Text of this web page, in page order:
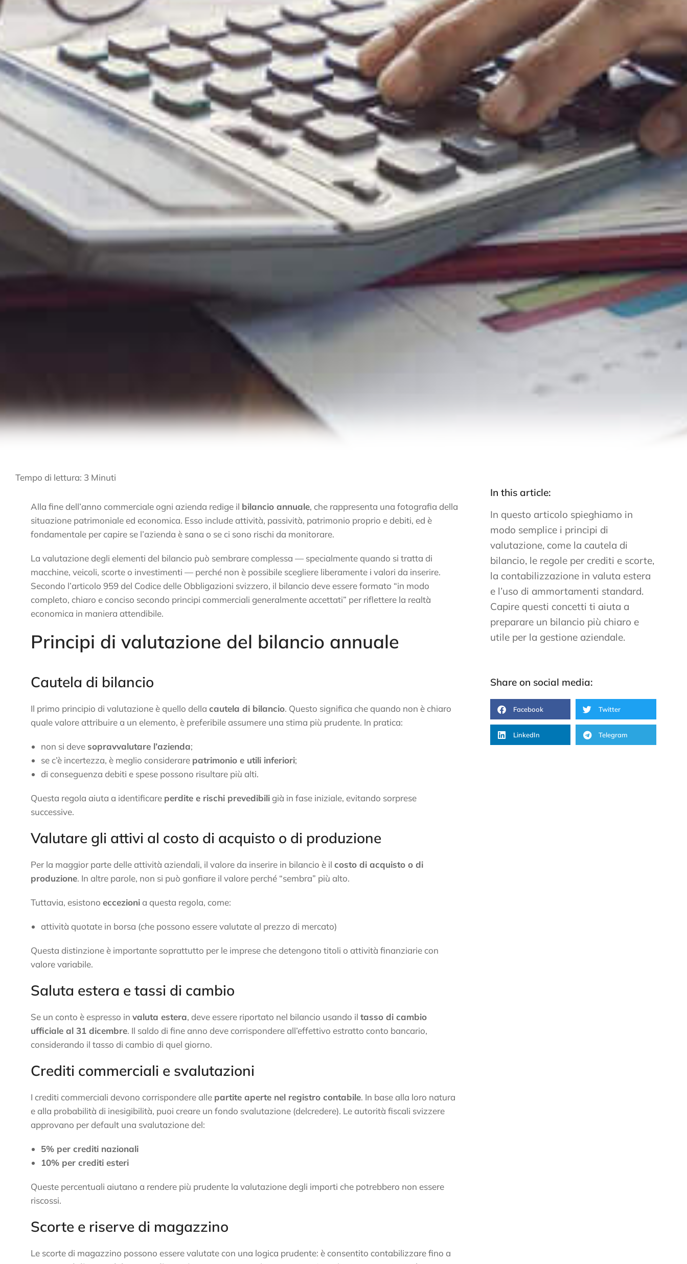
Tempo di lettura: 3 Minuti
Alla fine dell’anno commerciale ogni azienda redige il bilancio annuale, che rappresenta una fotografia della
situazione patrimoniale ed economica. Esso include attività, passività, patrimonio proprio e debiti, ed è
fondamentale per capire se l’azienda è sana o se ci sono rischi da monitorare.
La valutazione degli elementi del bilancio può sembrare complessa — specialmente quando si tratta di
macchine, veicoli, scorte o investimenti — perché non è possibile scegliere liberamente i valori da inserire.
Secondo l’articolo 959 del Codice delle Obbligazioni svizzero, il bilancio deve essere formato “in modo
completo, chiaro e conciso secondo principi commerciali generalmente accettati” per riflettere la realtà
economica in maniera attendibile.
Principi di valutazione del bilancio annuale
Cautela di bilancio
Il primo principio di valutazione è quello della cautela di bilancio. Questo significa che quando non è chiaro
quale valore attribuire a un elemento, è preferibile assumere una stima più prudente. In pratica:
non si deve sopravvalutare l’azienda;
se c’è incertezza, è meglio considerare patrimonio e utili inferiori;
di conseguenza debiti e spese possono risultare più alti.
Questa regola aiuta a identificare perdite e rischi prevedibiligià in fase iniziale, evitando sorprese
successive.
Valutare gli attivi al costo di acquisto o di produzione
Per la maggior parte delle attività aziendali, il valore da inserire in bilancio è il costo di acquisto o di
produzione. In altre parole, non si può gonfiare il valore perché “sembra” più alto.
Tuttavia, esistono eccezionia questa regola, come:
attività quotate in borsa (che possono essere valutate al prezzo di mercato)
Questa distinzione è importante soprattutto per le imprese che detengono titoli o attività finanziarie con
valore variabile.
Saluta estera e tassi di cambio
Se un conto è espresso in valuta estera, deve essere riportato nel bilancio usando il tasso di cambio
ufficiale al 31 dicembre. Il saldo di fine anno deve corrispondere all’effettivo estratto conto bancario,
considerando il tasso di cambio di quel giorno.
Crediti commerciali e svalutazioni
I crediti commerciali devono corrispondere alle partite aperte nel registro contabile. In base alla loro natura
e alla probabilità di inesigibilità, puoi creare un fondo svalutazione (delcredere). Le autorità fiscali svizzere
approvano per default una svalutazione del:
5% per crediti nazionali
10% per crediti esteri
Queste percentuali aiutano a rendere più prudente la valutazione degli importi che potrebbero non essere
riscossi.
Scorte e riserve di magazzino
Le scorte di magazzino possono essere valutate con una logica prudente: è consentito contabilizzare fino a
In this article:
In questo articolo spieghiamo in
modo semplice i principi di
valutazione, come la cautela di
bilancio, le regole per crediti e scorte,
la contabilizzazione in valuta estera
e l’uso di ammortamenti standard.
Capire questi concetti ti aiuta a
preparare un bilancio più chiaro e
utile per la gestione aziendale.
Share on social media:
Facebook Twitter
LinkedIn Telegram